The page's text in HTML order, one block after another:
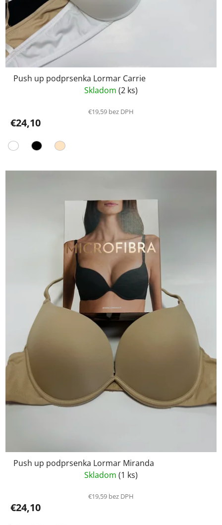
Push up podprsenka Lormar Carrie
Skladom (2 ks)
€19,59 bez DPH
€24,10
Push up podprsenka Lormar Miranda
Skladom (1 ks)
€19,59 bez DPH
€24,10